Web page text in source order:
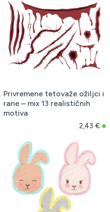
Privremene tetovaže ožiljci i
rane – mix 13 realističnih
motiva
2,43 €